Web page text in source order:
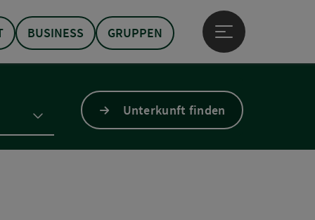
BUSINESS GRUPPEN
Hauptmenü öffnen
Unterkunft finden